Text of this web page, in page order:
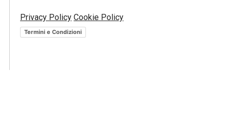
mercati di Febbraio 2017 |
Pictet Italia
Privacy Policy Cookie Policy
Termini e Condizioni